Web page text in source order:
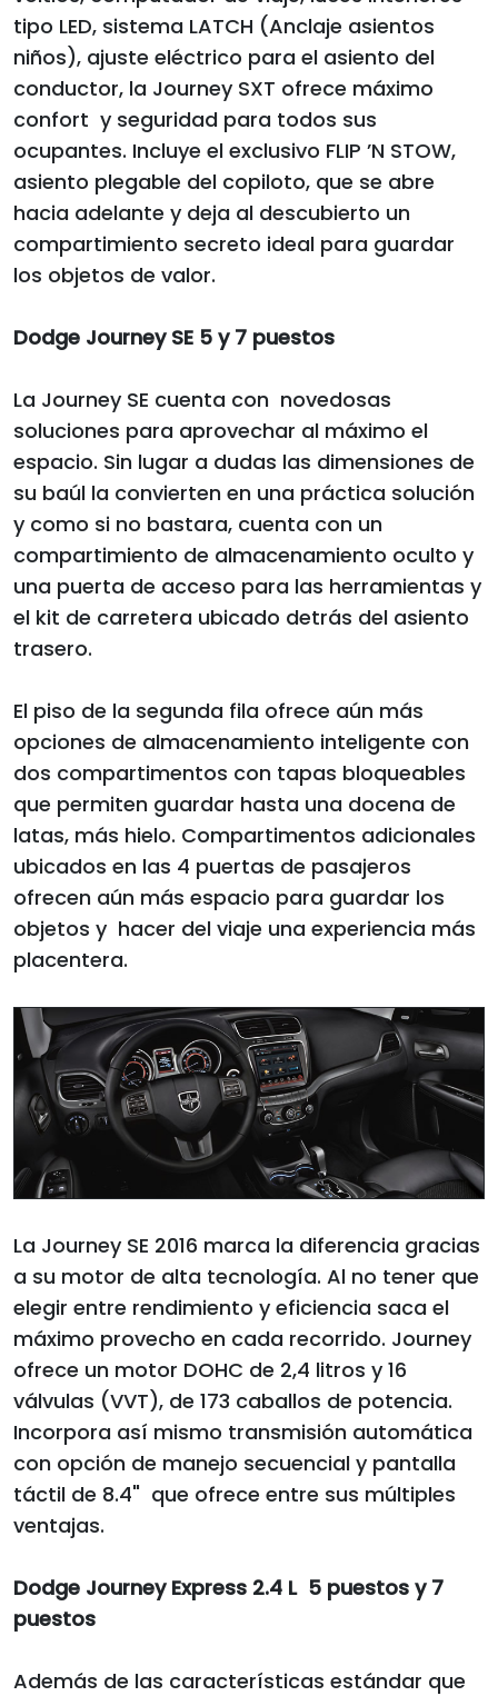
tipo LED, sistema LATCH (Anclaje asientos
niños), ajuste eléctrico para el asiento del
conductor, la Journey SXT ofrece máximo
confort y seguridad para todos sus
ocupantes. Incluye el exclusivo FLIP ’N STOW,
asiento plegable del copiloto, que se abre
hacia adelante y deja al descubierto un
compartimiento secreto ideal para guardar
los objetos de valor.
Dodge Journey SE 5 y 7 puestos
La Journey SE cuenta con novedosas
soluciones para aprovechar al máximo el
espacio. Sin lugar a dudas las dimensiones de
su baúl la convierten en una práctica solución
y como si no bastara, cuenta con un
compartimiento de almacenamiento oculto y
una puerta de acceso para las herramientas y
el kit de carretera ubicado detrás del asiento
trasero.
El piso de la segunda fila ofrece aún más
opciones de almacenamiento inteligente con
dos compartimentos con tapas bloqueables
que permiten guardar hasta una docena de
latas, más hielo. Compartimentos adicionales
ubicados en las 4 puertas de pasajeros
ofrecen aún más espacio para guardar los
objetos y hacer del viaje una experiencia más
placentera.
La Journey SE 2016 marca la diferencia gracias
a su motor de alta tecnología. Al no tener que
elegir entre rendimiento y eficiencia saca el
máximo provecho en cada recorrido. Journey
ofrece un motor DOHC de 2,4 litros y 16
válvulas (VVT), de 173 caballos de potencia.
Incorpora así mismo transmisión automática
con opción de manejo secuencial y pantalla
táctil de 8.4" que ofrece entre sus múltiples
ventajas.
Dodge Journey Express 2.4 L 5 puestos y 7
puestos
Además de las características estándar que